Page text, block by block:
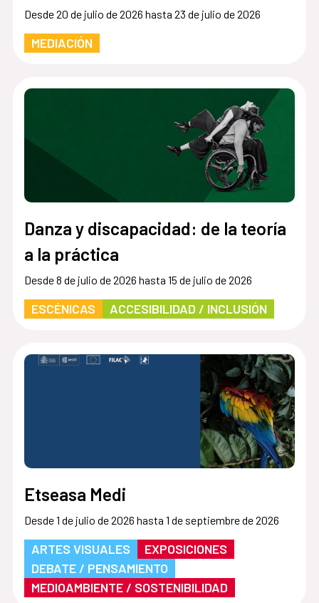
Desde 20 de julio de 2026 hasta 23 de julio de 2026
MEDIACIÓN
Danza y discapacidad: de la teoría
a la práctica
Desde 8 de julio de 2026 hasta 15 de julio de 2026
ESCÉNICAS ACCESIBILIDAD / INCLUSIÓN
Etseasa Medi
Desde 1 de julio de 2026 hasta 1 de septiembre de 2026
ARTES VISUALES
EXPOSICIONES
DEBATE / PENSAMIENTO
MEDIOAMBIENTE / SOSTENIBILIDAD